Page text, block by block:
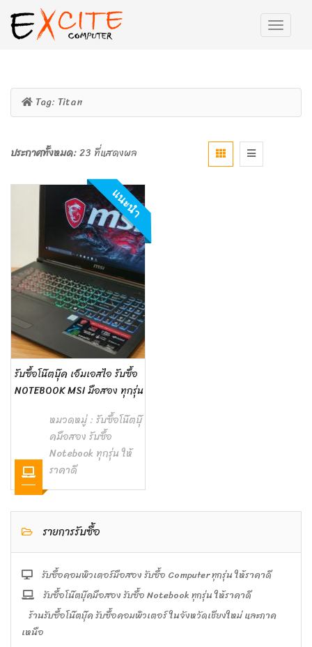
Tag: Titan
ประกาศทั้งหมด:23 ที่แสดงผล
แนะนำ
รับซื้อโน๊ตบุ๊ค เอ็มเอสไอ รับซื้อ
NOTEBOOK MSI มือสอง ทุกรุ่น
หมวดหมู่ : รับซื้อโน๊ตบุ๊
คมือสอง รับซื้อ
Notebook ทุกรุ่น ให้
ราคาดี
รายการรับซื้อ
รับซื้อคอมพิวเตอร์มือสอง รับซื้อ Computer ทุกรุ่น ให้ราคาดี
รับซื้อโน๊ตบุ๊คมือสอง รับซื้อ Notebook ทุกรุ่น ให้ราคาดี
ร้านรับซื้อโน๊ตบุ๊ค รับซื้อคอมพิวเตอร์ ในจังหวัดเชียงใหม่ และภาค
เหนือ